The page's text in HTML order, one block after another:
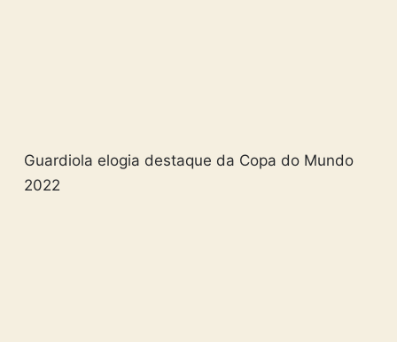
Guardiola elogia destaque da Copa do Mundo
2022